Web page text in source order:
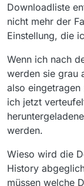
Downloadliste
nicht mehr der
Einstellung, die
Wenn ich nach
werden sie grau
also eingetragen
ich jetzt
werden.
Wieso wird die
History
müssen welche